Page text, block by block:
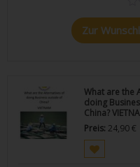
Zur
What are the
doing
China?
Preis: 24,90€